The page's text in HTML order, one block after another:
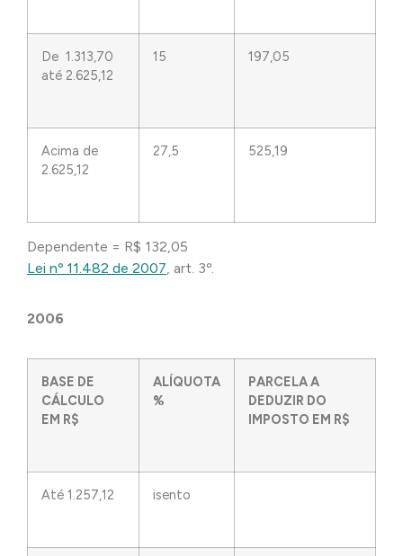
De 1.313,70
até 2.625,12
15 197,05
Acima de
2.625,12
27,5 525,19
Dependente = R$ 132,05
Lei nº 11.482 de 2007, art. 3º.
2006
BASE DE
CÁLCULO
EM R$
ALÍQUOTA
%
PARCELA A
DEDUZIR DO
IMPOSTO EM R$
Até 1.257,12 isento